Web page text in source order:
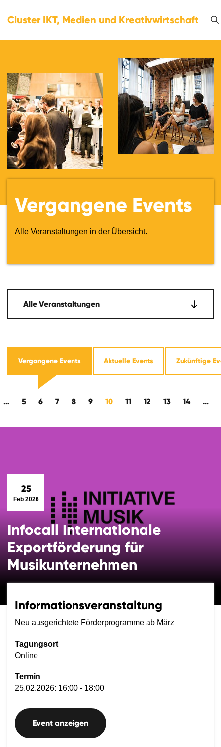
Cluster IKT, Medien und Kreativwirtschaft
Vergangene Events
Alle Veranstaltungen in der Übersicht.
Vergangene Events Aktuelle Events Zukünftige
Alle Veranstaltungen
… 5 6 7 8 9 10 11 12 13 14 …
25
Feb 2026
Infocall Internationale
Exportförderung für
Musikunternehmen
Informationsveranstaltung
Neu ausgerichtete Förderprogramme ab März
Tagungsort
Online
Termin
25.02.2026: 16:00 - 18:00
Event anzeigen